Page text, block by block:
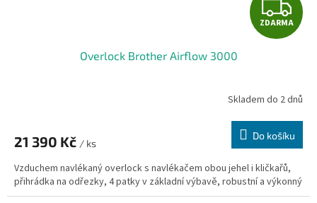
Z
D
R
M
A
ZDARMA
Overlock Brother Airflow 3000
Skladem do 2 dnů
21 390 Kč / ks
Do košíku
Vzduchem navlékaný overlock s navlékačem obou jehel i kličkařů,
přihrádka na odřezky, 4 patky v základní výbavě, robustní a výkonný